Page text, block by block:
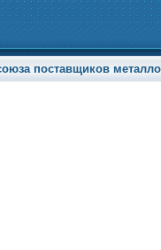
поставщиков